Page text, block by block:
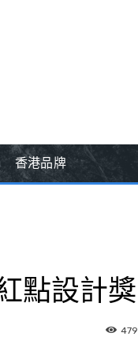
香港品牌
點設計獎
479